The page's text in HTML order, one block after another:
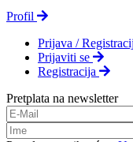
Profil
Prijava /
Prijaviti se
Registracija
Pretplata na newsletter